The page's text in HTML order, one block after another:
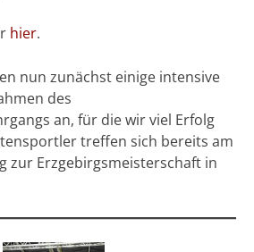
hier.
nun zunächst einige intensive
des
an, für die wir viel Erfolg
treffen sich bereits am
zur Erzgebirgsmeisterschaft in